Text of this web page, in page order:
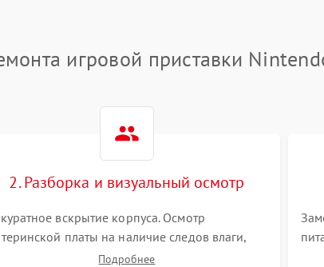
игровой приставки
2. Разборка и визуальный осмотр
вскрытие корпуса. Осмотр
платы на наличие следов влаги,
прогаров и поврежденных
Подробнее